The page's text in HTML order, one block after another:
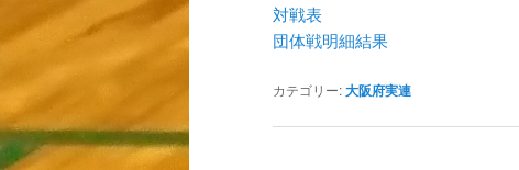
対戦表
団体戦明細結果
カテゴリー:大阪府実連